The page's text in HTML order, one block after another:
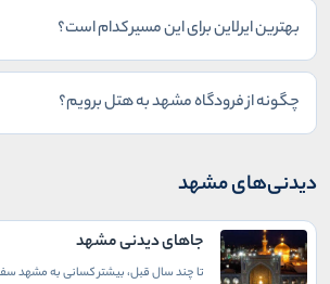
بهترین ایرلاین برای این مسیر کدام است؟
چگونه از فرودگاه مشهد به هتل برویم؟
دیدنی‌های مشهد
جاهای دیدنی مشهد
تا چند سال قبل، بیشتر کسانی به مشهد